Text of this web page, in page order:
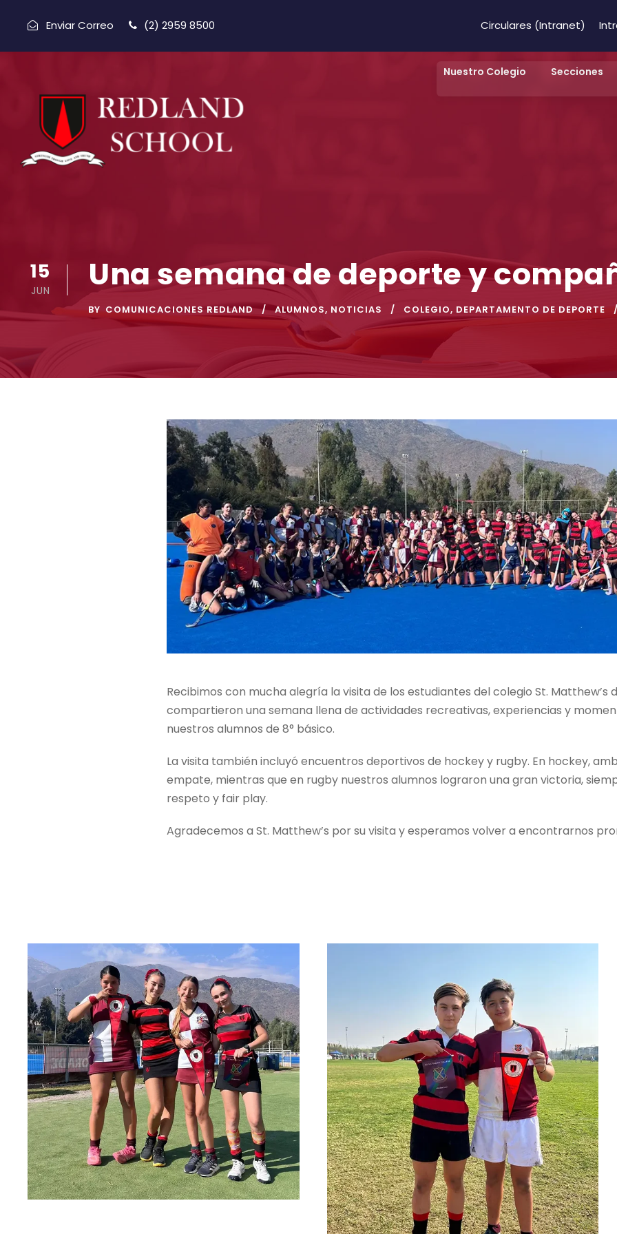
Enviar Correo (2) 2959 8500 Circulares (Intranet)
Nuestro Colegio Secciones
15
JUN Una semana de deporte y
BY COMUNICACIONES REDLAND ALUMNOS, NOTICIAS COLEGIO, DEPARTAMENTO DE DEPORTE
Recibimos con mucha alegría la visita de los estudiantes del colegio St. Matthew’s
compartieron una semana llena de actividades recreativas, experiencias y
nuestros alumnos de 8° básico.
La visita también incluyó encuentros deportivos de hockey y rugby. En hockey,
empate, mientras que en rugby nuestros alumnos lograron una gran victoria,
respeto y fair play.
Agradecemos a St. Matthew’s por su visita y esperamos volver a encontrarnos